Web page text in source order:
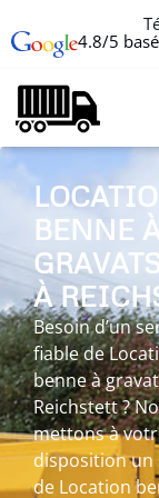
4.8/5
BENNE
GRAVATS
À
Besoin d’un
fiable de
benne à
Reichstett ?
mettons à
disposition un
de Location